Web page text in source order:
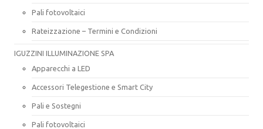
Pali fotovoltaici
Rateizzazione – Termini e Condizioni
IGUZZINI ILLUMINAZIONE SPA
Apparecchi a LED
Accessori Telegestione e Smart City
Pali e Sostegni
Pali fotovoltaici